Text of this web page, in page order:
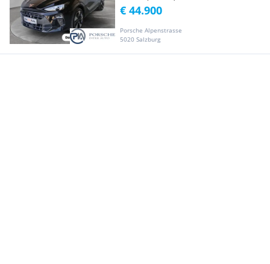
Porsche Alpenstrasse
5020 Salzburg
€ 44.900